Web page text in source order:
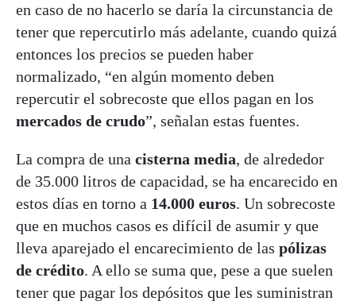
en caso de no hacerlo se daría la circunstancia de
tener que repercutirlo más adelante, cuando quizá
entonces los precios se pueden haber
normalizado, “en algún momento deben
repercutir el sobrecoste que ellos pagan en los
mercados de crudo”, señalan estas fuentes.
La compra de una cisterna media, de alrededor
de 35.000 litros de capacidad, se ha encarecido en
estos días en torno a 14.000 euros. Un sobrecoste
que en muchos casos es difícil de asumir y que
lleva aparejado el encarecimiento de las pólizas
de crédito. A ello se suma que, pese a que suelen
tener que pagar los depósitos que les suministran